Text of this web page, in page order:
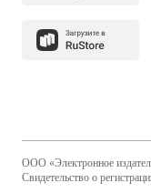
ООО «Электронное
Свидетельство о